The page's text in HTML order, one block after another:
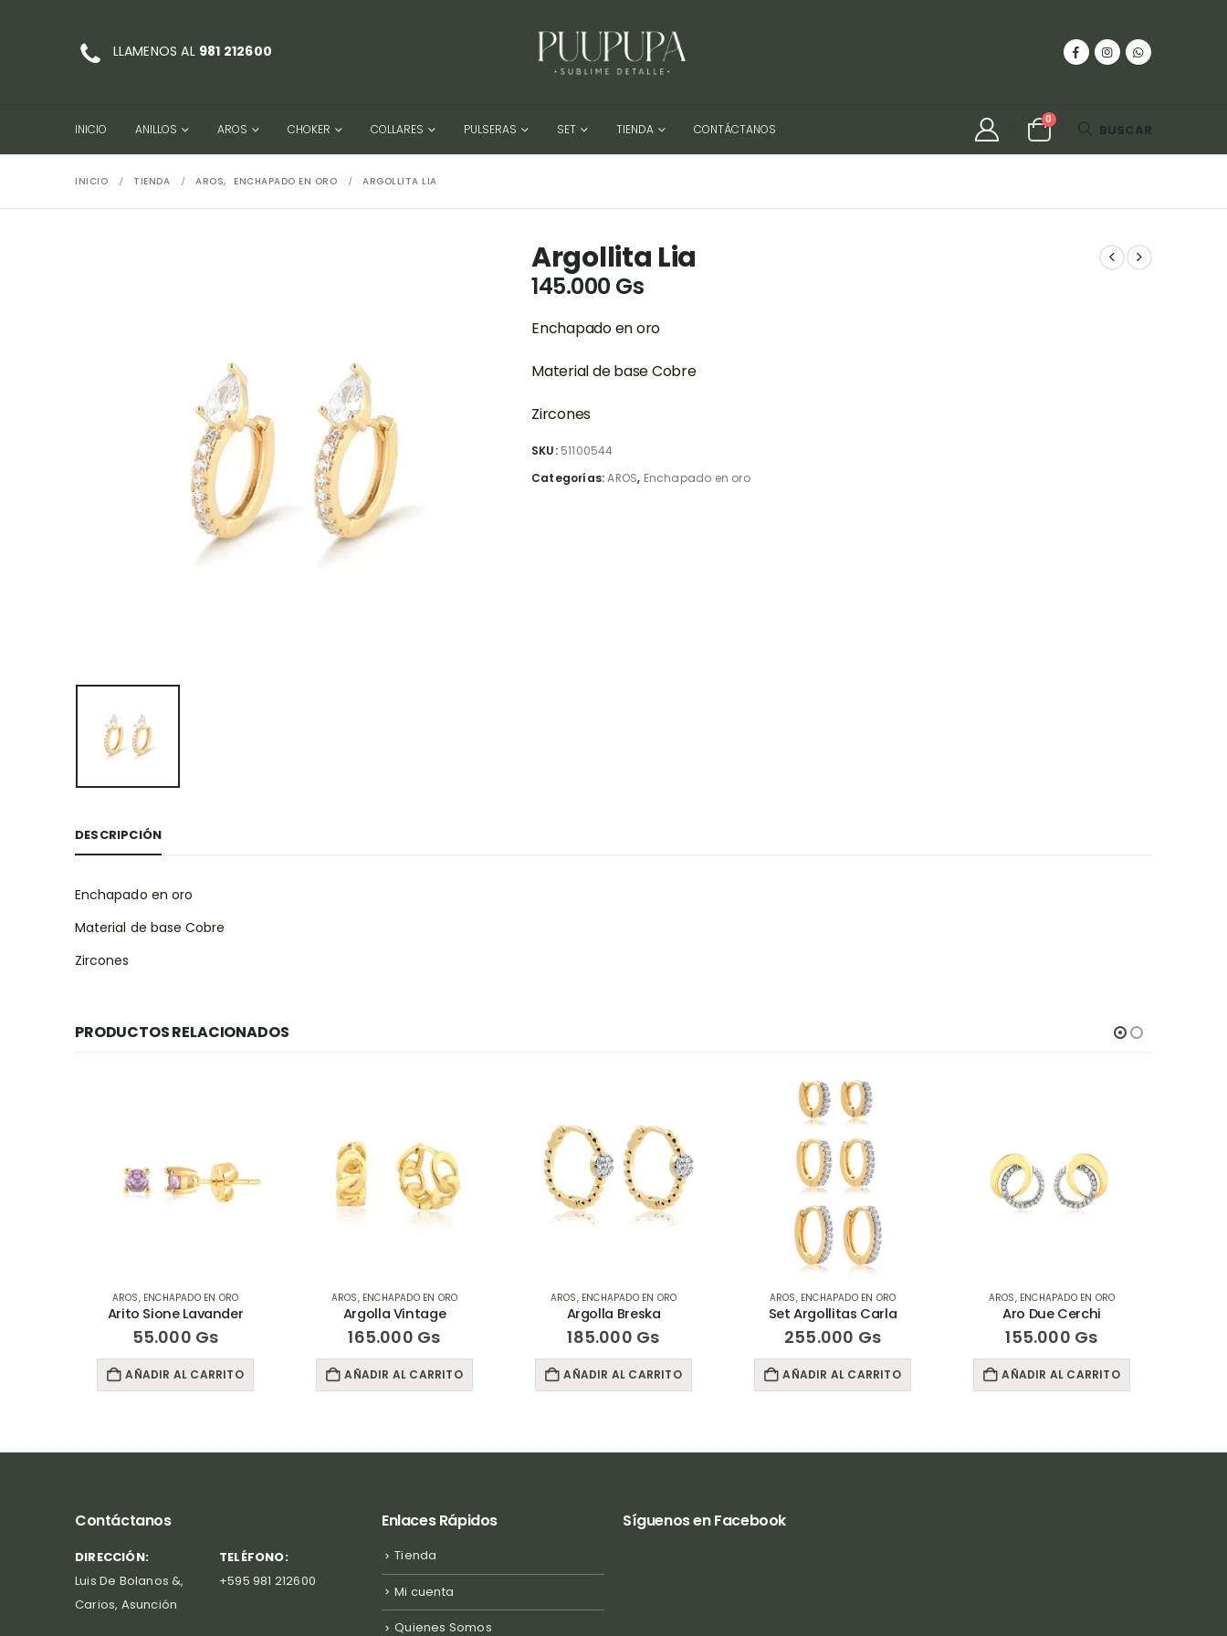
LLAMENOS AL 981 212600
INICIO ANILLOS AROS CHOKER COLLARES PULSERAS SET TIENDA CONTÁCTANOS
0
BUSCAR
INICIO TIENDA AROS, ENCHAPADO EN ORO ARGOLLITA LIA
Argollita Lia
145.000 Gs
Enchapado en oro
Material de base Cobre
Zircones
SKU: 51100544
Categorías:AROS, Enchapado en oro
DESCRIPCIÓN
Enchapado en oro
Material de base Cobre
Zircones
PRODUCTOS RELACIONADOS
AROS, ENCHAPADO EN ORO
Argolla Vintage
165.000Gs
AÑADIR AL CARRITO
AROS, ENCHAPADO EN ORO
Argolla Breska
185.000 Gs
AÑADIR AL CARRITO
AROS, ENCHAPADO EN ORO
Set Argollitas Carla
255.000Gs
AÑADIR AL CARRITO
AROS, ENCHAPADO EN ORO
Aro Due Cerchi
155.000 Gs
AÑADIR AL CARRITO
AROS, ENCHAPADO EN ORO
Aro Danna
165.000 Gs
AÑADIR AL CARRITO
Contáctanos
DIRECCIÓN:
Luis De Bolanos &,
Carios, Asunción
TELÉFONO:
+595 981 212600
Enlaces Rápidos
Tienda
Mi cuenta
Quienes Somos
Síguenos en Facebook